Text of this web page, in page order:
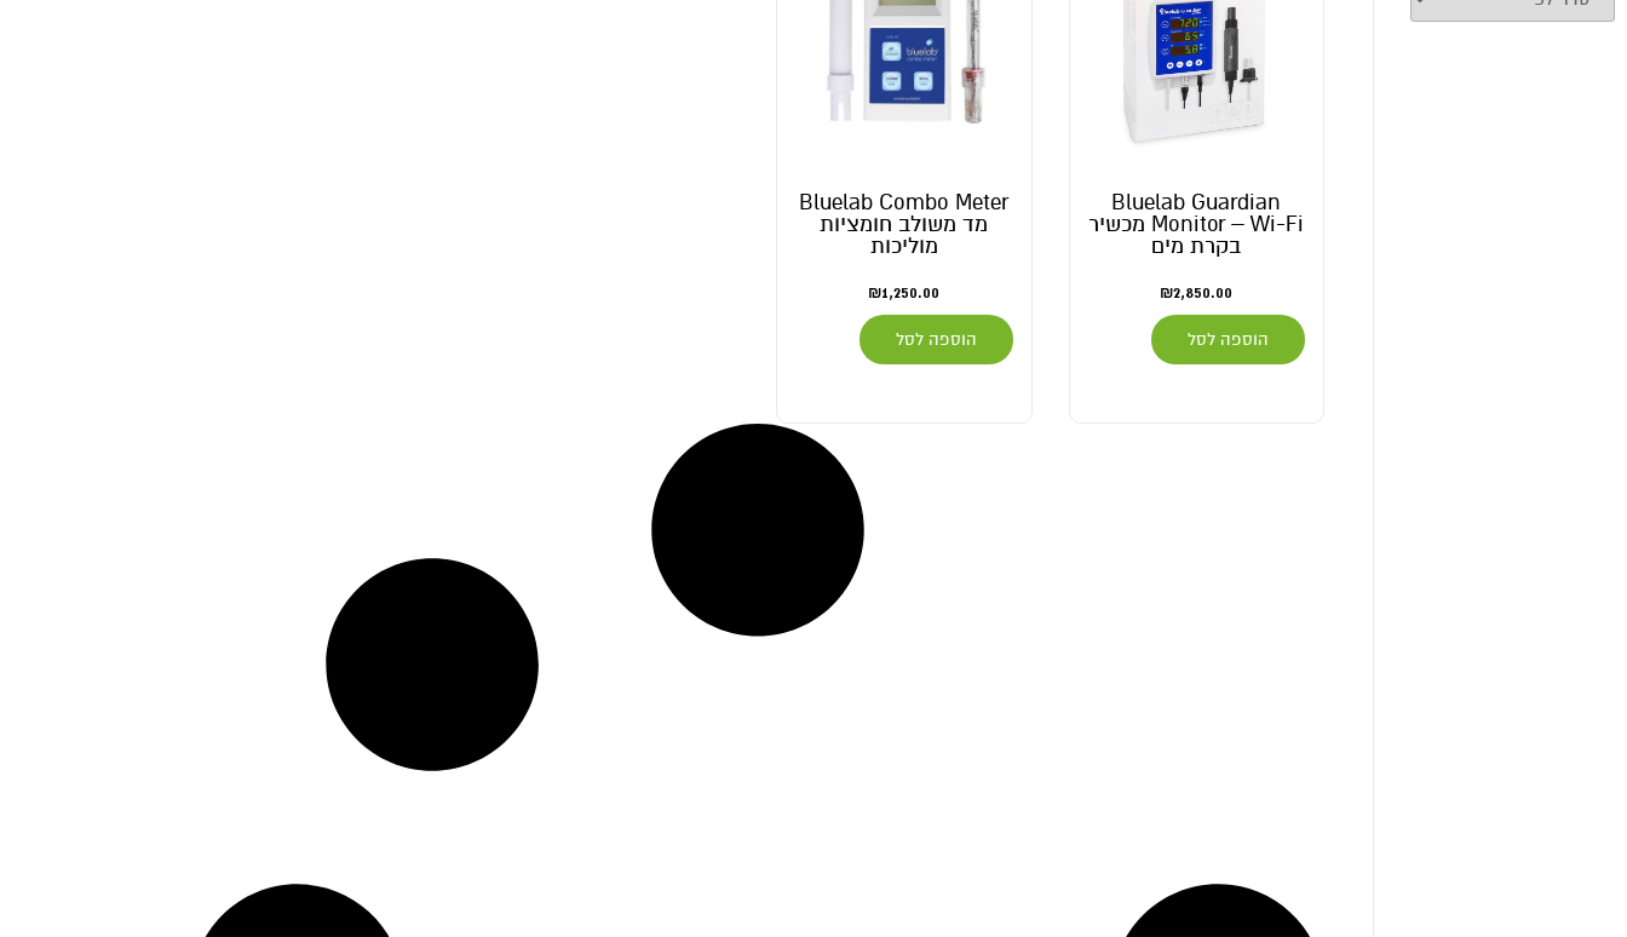
Bluelab Guardian
Monitor – Wi-Fi מכשיר
בקרת מים
₪2,850.00
הוספה לסל
Bluelab Combo Meter
מד משולב חומציות
מוליכות
₪1,250.00
הוספה לסל